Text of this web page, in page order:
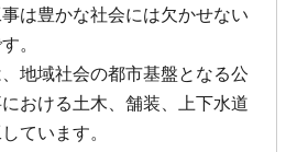
は豊かな社会には欠かせない
。
地域社会の都市基盤となる公
おける土木、舗装、上下水道
ています。